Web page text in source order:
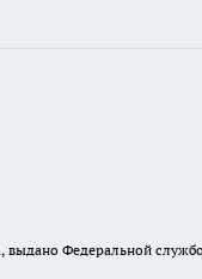
Федеральной